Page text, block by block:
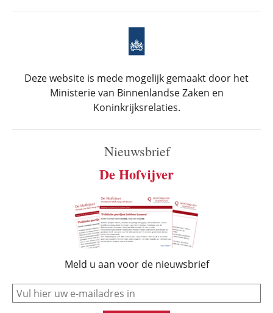
Deze website is mede mogelijk gemaakt door het
Ministerie van Binnenlandse Zaken en
Koninkrijksrelaties.
Nieuwsbrief
De Hofvijver
Meld u aan voor de nieuwsbrief
e-mail